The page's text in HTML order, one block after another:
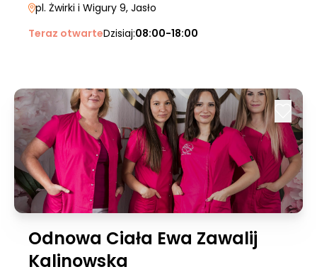
pl. Żwirki i Wigury 9, Jasło
Teraz otwarteDzisiaj:08:00-18:00
Odnowa Ciała Ewa Zawalij
Kalinowska